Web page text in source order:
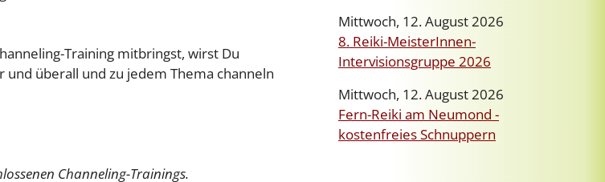
Training mitbringst, wirst Du
überall und zu jedem Thema channeln
Channeling-Trainings.
Mittwoch, 12. August 2026
8. Reiki-MeisterInnen-
Intervisionsgruppe 2026
Mittwoch, 12. August 2026
Fern-Reiki am Neumond -
kostenfreies Schnuppern